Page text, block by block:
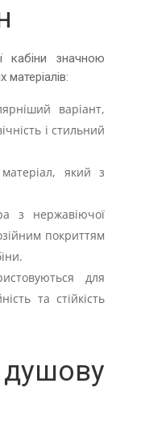
кабіни значною
варіант,
і стильний
який з
з нержавіючої
покриттям
для
та стійкість